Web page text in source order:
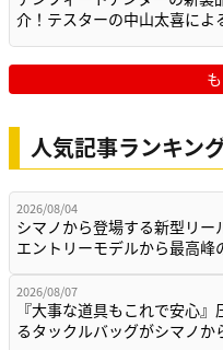
介！テスターの中山太喜に
人気記事ランキン
2026/08/04
シマノから登場する新型リー
エントリーモデルから最高
2026/08/07
『大事な道具もこれで安心
るタックルバッグがシマノ